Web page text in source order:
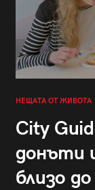
НЕЩАТА ОТ ЖИВОТА
City
донъти
близо